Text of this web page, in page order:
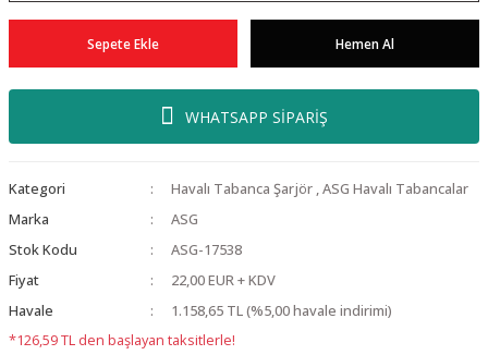
Sepete Ekle Hemen Al
WHATSAPP SİPARİŞ
Kategori Havalı Tabanca Şarjör ,ASG Havalı Tabancalar
Marka
ASG
Stok Kodu
ASG-17538
Fiyat
22,00 EUR + KDV
Havale
1.158,65 TL (%5,00 havale indirimi)
*126,59 TL den başlayan taksitlerle!